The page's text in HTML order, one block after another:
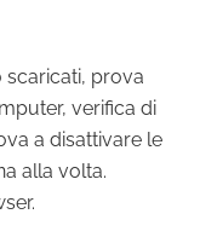
scaricati, prova
verifica di
a disattivare le
alla volta.